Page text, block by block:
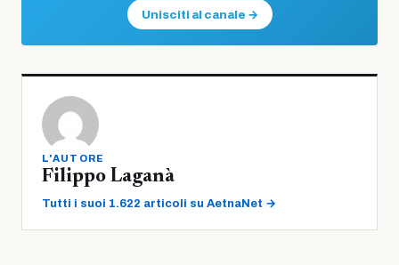
Unisciti al canale →
L'AUTORE
Filippo Laganà
Tutti i suoi 1.622 articoli su AetnaNet →